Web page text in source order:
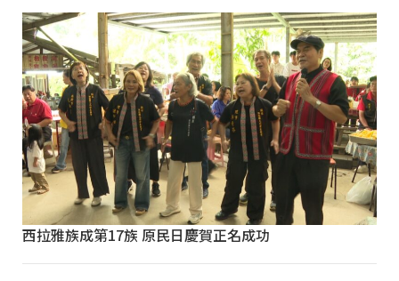
西拉雅族成第17族 原民日慶賀正名成功